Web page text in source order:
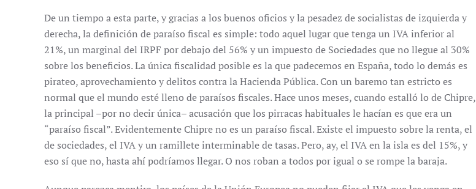
De un tiempo a esta parte, y gracias a los buenos oficios y la pesadez de socialistas de izquierda y
derecha, la definición de paraíso fiscal es simple: todo aquel lugar que tenga un IVA inferior al
21%, un marginal del IRPF por debajo del 56% y un impuesto de Sociedades que no llegue al 30%
sobre los beneficios. La única fiscalidad posible es la que padecemos en España, todo lo demás es
pirateo, aprovechamiento y delitos contra la Hacienda Pública. Con un baremo tan estricto es
normal que el mundo esté lleno de paraísos fiscales. Hace unos meses, cuando estalló lo de Chipre,
la principal –por no decir única– acusación que los pirracas habituales le hacían es que era un
“paraíso fiscal”. Evidentemente Chipre no es un paraíso fiscal. Existe el impuesto sobre la renta, el
de sociedades, el IVA y un ramillete interminable de tasas. Pero, ay, el IVA en la isla es del 15%, y
eso sí que no, hasta ahí podríamos llegar. O nos roban a todos por igual o se rompe la baraja.